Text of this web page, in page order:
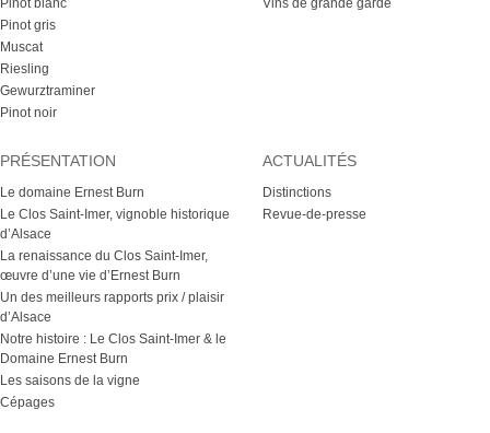
Pinot gris
Muscat
Riesling
Gewurztraminer
Pinot noir
PRÉSENTATION
Le domaine Ernest Burn
Le Clos Saint-Imer, vignoble historique
d’Alsace
La renaissance du Clos Saint-Imer,
œuvre d’une vie d’Ernest Burn
Un des meilleurs rapports prix / plaisir
d’Alsace
Notre histoire : Le Clos Saint-Imer & le
Domaine Ernest Burn
Les saisons de la vigne
Cépages
ACTUALITÉS
Distinctions
Revue-de-presse